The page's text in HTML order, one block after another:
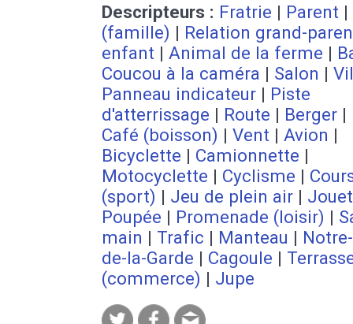
Descripteurs : Fratrie | Parent |
(famille) | Relation grand-
enfant | Animal de la ferme |
Coucou à la caméra | Salon |
Panneau indicateur | Piste
d'atterrissage | Route | Berger |
Café (boisson) | Vent | Avion |
Bicyclette | Camionnette |
Motocyclette | Cyclisme |
(sport) | Jeu de plein air | Jouet
Poupée | Promenade (loisir) |
main | Trafic | Manteau |
de-la-Garde | Cagoule |
(commerce) | Jupe